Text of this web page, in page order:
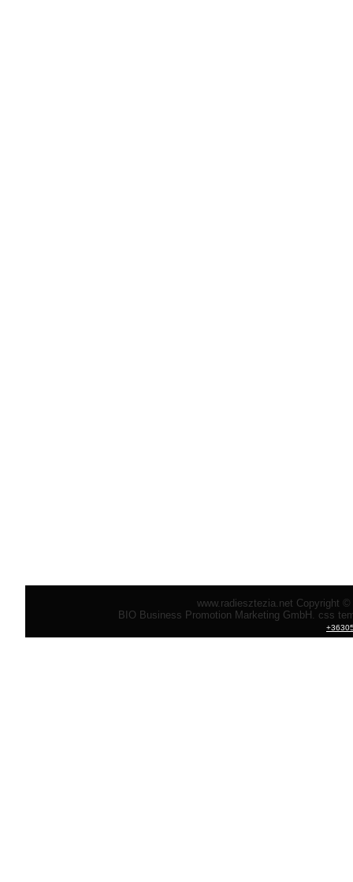
www.radiesztezia.net Copyright
BIO Business Promotion Marketing GmbH. css